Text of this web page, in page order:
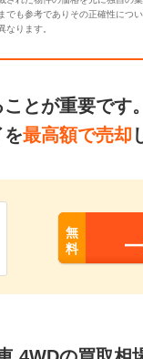
も参考でありその正確性につ
ります。
とが重要です。
を最高額で売却
無
料